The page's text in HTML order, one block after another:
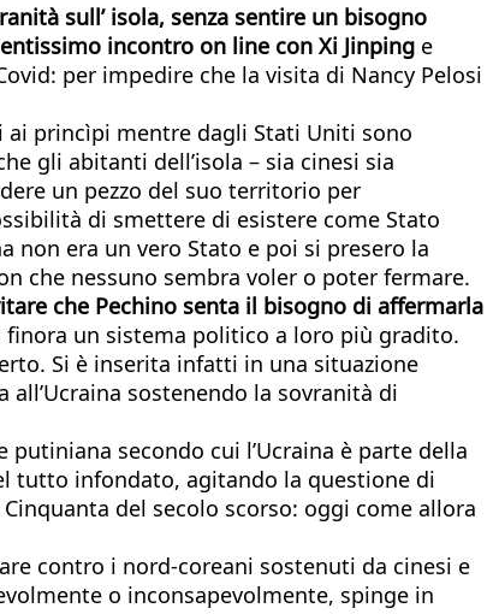
sull’ isola, senza sentire un bisogno
incontro on line con Xi Jinping e
per impedire che la visita di Nancy Pelosi
princìpi mentre dagli Stati Uniti sono
gli abitanti dell’isola – sia cinesi sia
un pezzo del suo territorio per
di smettere di esistere come Stato
non era un vero Stato e poi si presero la
che nessuno sembra voler o poter fermare.
che Pechino senta il bisogno di affermarla
finora un sistema politico a loro più gradito.
Si è inserita infatti in una situazione
sostenendo la sovranità di
secondo cui l’Ucraina è parte della
tutto infondato, agitando la questione di
del secolo scorso: oggi come allora
contro i nord-coreani sostenuti da cinesi e
o inconsapevolmente, spinge in